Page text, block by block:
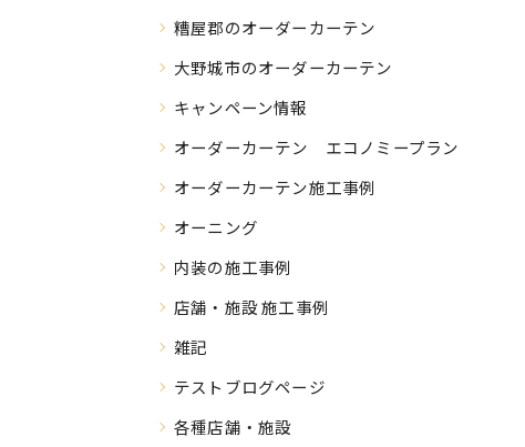
糟屋郡のオーダーカーテン
大野城市のオーダーカーテン
キャンペーン情報
オーダーカーテン エコノミープラン
オーダーカーテン施工事例
オーニング
内装の施工事例
店舗・施設 施工事例
雑記
テストブログページ
各種店舗・施設